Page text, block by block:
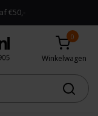
€50,-
0
Winkelwagen